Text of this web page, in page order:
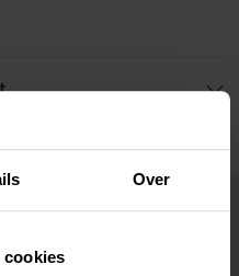
Over
cookies
Sie Ihren